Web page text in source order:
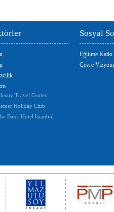
Travel Center
Holiday Club
Bank Hotel Istanbul
Sosyal
Eğitime Katkı
Çevre